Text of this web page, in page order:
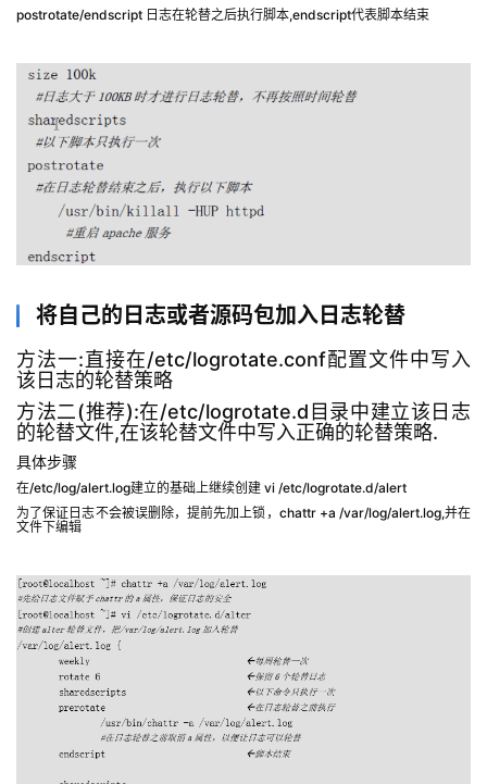
postrotate/endscript 日志在轮替之后执行脚本,endscript代表脚本结束
将自己的日志或者源码包加入日志轮替
方法一:直接在/etc/logrotate.conf配置文件中写入
该日志的轮替策略
方法二(推荐):在/etc/logrotate.d目录中建立该日志
的轮替文件,在该轮替文件中写入正确的轮替策略.
具体步骤
在/etc/log/alert.log建立的基础上继续创建 vi /etc/logrotate.d/alert
为了保证日志不会被误删除，提前先加上锁，chattr +a /var/log/alert.log,并在
文件下编辑